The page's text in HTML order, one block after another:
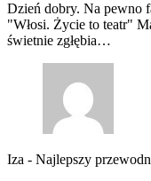
Dzień dobry. Na pewno
"Włosi. Życie to teatr"
świetnie zgłębia…
Iza - Najlepszy